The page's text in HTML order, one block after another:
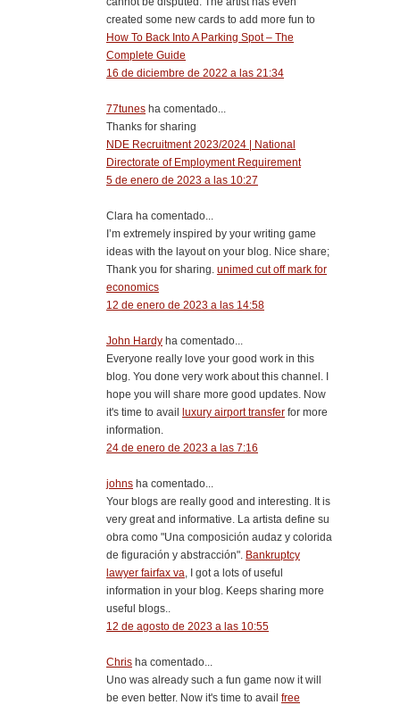
created some new cards to add more fun to
How To Back Into A Parking Spot – The
Complete Guide
16 de diciembre de 2022 a las 21:34
77tunes ha comentado...
Thanks for sharing
NDE Recruitment 2023/2024 | National
Directorate of Employment Requirement
5 de enero de 2023 a las 10:27
Clara ha comentado...
I’m extremely inspired by your writing game
ideas with the layout on your blog. Nice share;
Thank you for sharing. unimed cut off mark for
economics
12 de enero de 2023 a las 14:58
John Hardy ha comentado...
Everyone really love your good work in this
blog. You done very work about this channel. I
hope you will share more good updates. Now
it's time to avail
luxury airport transfer for more
information.
24 de enero de 2023 a las 7:16
johns ha comentado...
Your blogs are really good and interesting. It is
very great and informative. La artista define su
obra como "Una composición audaz y colorida
de figuración y abstracción". Bankruptcy
lawyer fairfax va, I got a lots of useful
information in your blog. Keeps sharing more
useful blogs..
12 de agosto de 2023 a las 10:55
Chris ha comentado...
Uno was already such a fun game now it will
be even better. Now it's time to avail free